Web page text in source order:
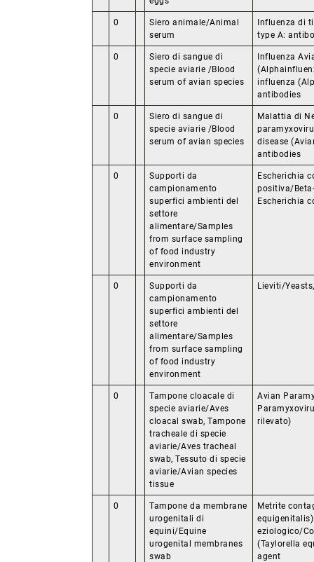
0
Siero animale/Animal
serum
Influenza di
type A:
0
Siero di sangue di
specie aviarie /Blood
serum of avian species
Influenza
influenza
antibodies
0
Siero di sangue di
specie aviarie /Blood
serum of avian species
Malattia di
disease
antibodies
0
Supporti da
campionamento
superfici ambienti del
settore
alimentare/Samples
from surface sampling
of food industry
environment
Escherichia
positiva/
Escherichia
0
Supporti da
campionamento
superfici ambienti del
settore
alimentare/Samples
from surface sampling
of food industry
environment
Lieviti/
0
Tampone cloacale di
specie aviarie/Aves
cloacal swab, Tampone
tracheale di specie
aviarie/Aves tracheal
swab, Tessuto di specie
aviarie/Avian species
tissue
Avian
rilevato)
0
Tampone da membrane
urogenitali di
equini/Equine
urogenital membranes
swab
Metrite
eziologico/
(Taylorella
agent